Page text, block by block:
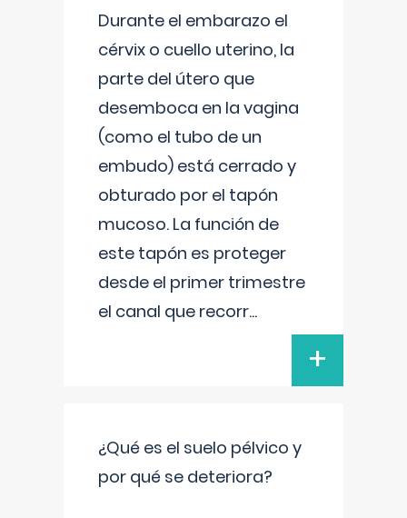
Durante el embarazo el
cérvix o cuello uterino, la
parte del útero que
desemboca en la vagina
(como el tubo de un
embudo) está cerrado y
obturado por el tapón
mucoso. La función de
este tapón es proteger
desde el primer trimestre
el canal que recorr...
+
¿Qué es el suelo pélvico y
por qué se deteriora?